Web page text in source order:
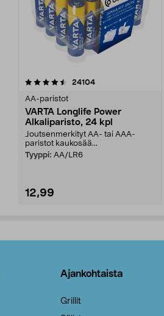
24104arvostelut
AA-paristot
VARTA Longlife Power
Alkaliparisto, 24 kpl
Joutsenmerkityt AA- tai AAA-
paristot kaukosää...
Tyyppi: AA/LR6
12,99
4.5viidestä
Ajankohtaista
Grillit